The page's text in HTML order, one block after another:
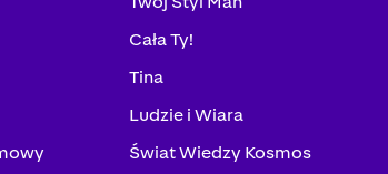
Cała Ty!
Tina
Ludzie i Wiara
Świat Wiedzy Kosmos